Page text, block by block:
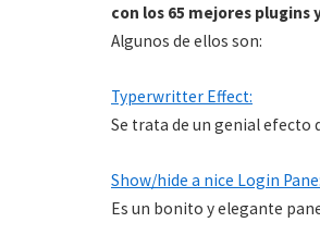
con los 65 mejores plugins
Algunos de ellos son:
Typerwritter Effect:
Se trata de un genial efecto
Show/hide a nice Login Pane:
Es un bonito y elegante